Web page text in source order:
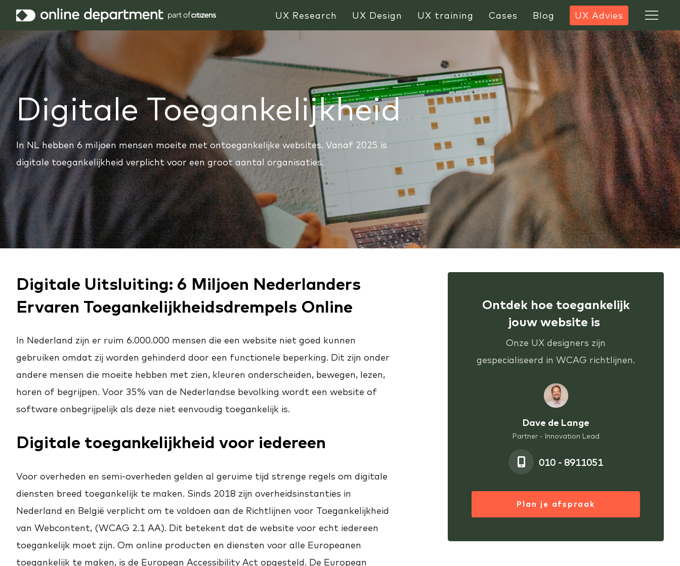
UX Research UX Design UX training Cases Blog UX Advies
Digitale Toegankelijkheid
In NL hebben 6 miljoen mensen moeite met ontoegankelijke websites. Vanaf 2025 is
digitale toegankelijkheid verplicht voor een groot aantal organisaties.
Digitale Uitsluiting: 6 Miljoen Nederlanders
Ervaren Toegankelijkheidsdrempels Online
In Nederland zijn er ruim 6.000.000 mensen die een website niet goed kunnen
gebruiken omdat zij worden gehinderd door een functionele beperking. Dit zijn onder
andere mensen die moeite hebben met zien, kleuren onderscheiden, bewegen, lezen,
horen of begrijpen. Voor 35% van de Nederlandse bevolking wordt een website of
software onbegrijpelijk als deze niet eenvoudig toegankelijk is.
Digitale toegankelijkheid voor iedereen
Voor overheden en semi-overheden gelden al geruime tijd strenge regels om digitale
diensten breed toegankelijk te maken. Sinds 2018 zijn overheidsinstanties in
Nederland en België verplicht om te voldoen aan de Richtlijnen voor Toegankelijkheid
van Webcontent, (WCAG 2.1 AA). Dit betekent dat de website voor echt iedereen
toegankelijk moet zijn. Om online producten en diensten voor alle Europeanen
toegankelijk te maken, is de European Accessibility Act opgesteld. De European
Ontdek hoe toegankelijk
jouw website is
Onze UX designers zijn
gespecialiseerd in WCAG richtlijnen.
Dave de Lange
Partner - Innovation Lead
010 - 8911051
Plan je afspraak